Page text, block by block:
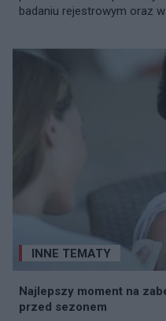
badaniu rejestrowym oraz
INNE TEMATY
Najlepszy moment na
przed sezonem